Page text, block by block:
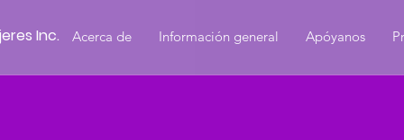
Acerca de Información general Apóyanos
Inc.